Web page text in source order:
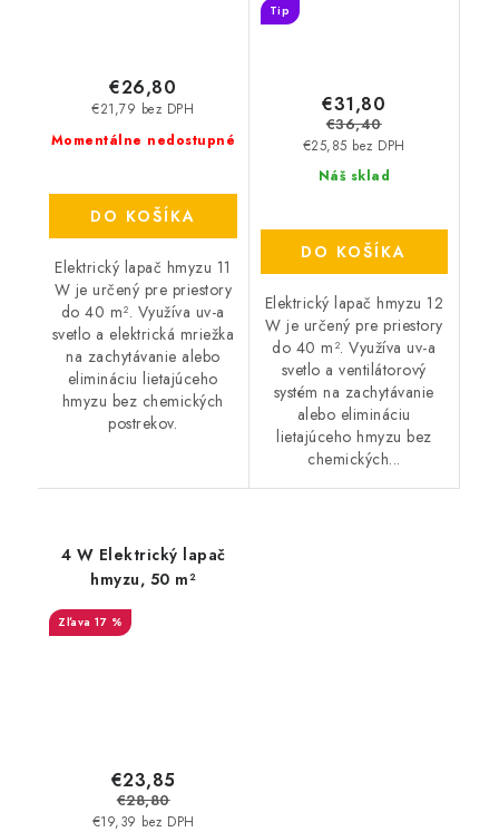
Momentálne nedostupné
€21,79 bez DPH
€26,80
DO KOŠÍKA
Elektrický lapač hmyzu 11
W je určený pre priestory
do 40 m². Využíva uv-a
svetlo a elektrická mriežka
na zachytávanie alebo
elimináciu lietajúceho
hmyzu bez chemických
postrekov.
Tip
Náš sklad
€25,85 bez DPH
€31,80
€36,40
DO KOŠÍKA
Elektrický lapač hmyzu 12
W je určený pre priestory
do 40 m². Využíva uv-a
svetlo a ventilátorový
systém na zachytávanie
alebo elimináciu
lietajúceho hmyzu bez
chemických...
4 W Elektrický lapač
hmyzu, 50 m²
17 %
€19,39 bez DPH
€23,85
€28,80